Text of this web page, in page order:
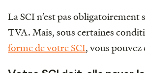
La SCI n’est pas obligatoirement
TVA. Mais, sous certaines
forme de votre SCI, vous pouvez